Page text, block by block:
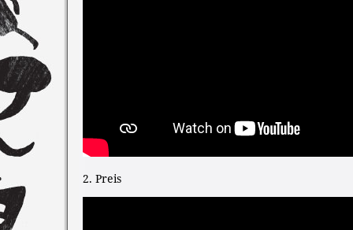
2. Preis